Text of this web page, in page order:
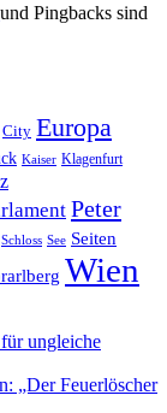
und Pingbacks sind
City Europa
Kaiser Klagenfurt
Peter
Schloss See Seiten
Wien
ungleiche
„Der Feuerlöscher